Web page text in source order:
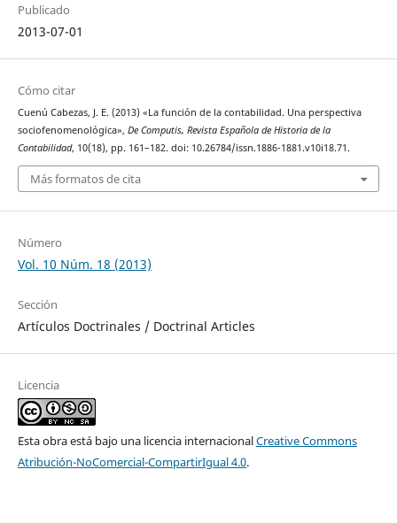
Publicado
2013-07-01
Cómo citar
Cuenú Cabezas, J. E. (2013) «La función de la contabilidad. Una perspectiva
sociofenomenológica», De Computis, Revista Española de Historia de la
Contabilidad, 10(18), pp. 161–182. doi: 10.26784/issn.1886-1881.v10i18.71.
Más formatos de cita
Número
Vol. 10 Núm. 18 (2013)
Sección
Artículos Doctrinales / Doctrinal Articles
Licencia
Esta obra está bajo una licencia internacionalCreative Commons
Atribución-NoComercial-CompartirIgual 4.0.